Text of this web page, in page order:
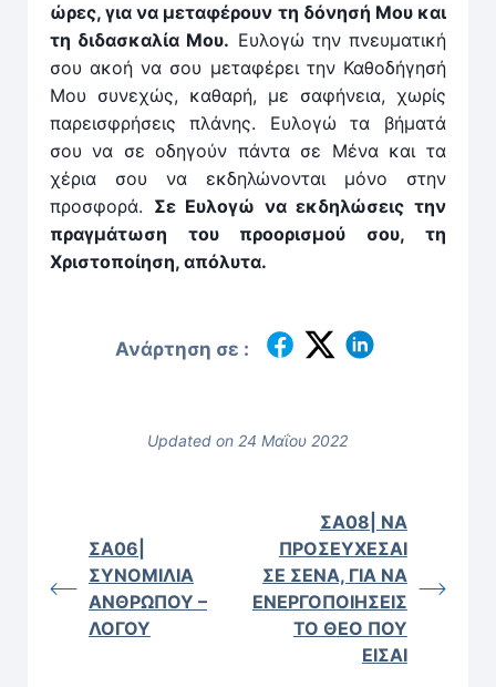
ώρες, για να μεταφέρουν τη δόνησή Μου και
τη διδασκαλία Μου. Ευλογώ την πνευματική
σου ακοή να σου μεταφέρει την Καθοδήγησή
Μου συνεχώς, καθαρή, με σαφήνεια, χωρίς
παρεισφρήσεις πλάνης. Ευλο­γώ τα βήματά
σου να σε οδηγούν πάντα σε Μένα και τα
χέρια σου να εκδηλώνονται μόνο στην
προσφορά. Σε Ευλογώ να εκδηλώσεις την
πραγμάτωση του προορισμού σου, τη
Χριστοποίηση, απόλυτα.
Ανάρτηση σε :
Updated on 24 Μαΐου 2022
ΣΑ06|
ΣΥΝΟΜΙΛΙΑ
ΑΝΘΡΩΠΟΥ –
ΛΟΓΟΥ
ΣΑ08| ΝΑ
ΠΡΟΣΕΥΧΕΣΑΙ
ΣΕ ΣΕΝΑ, ΓΙΑ ΝΑ
ΕΝΕΡΓΟΠΟΙΗΣΕΙΣ
ΤΟ ΘΕΟ ΠΟΥ
ΕΙΣΑΙ